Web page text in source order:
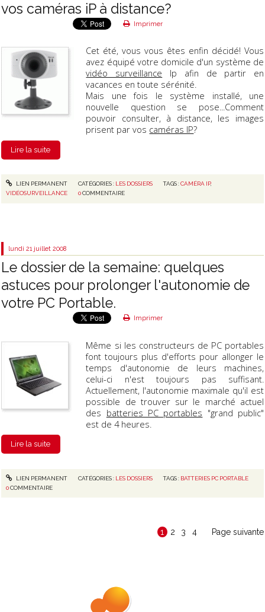
vos caméras iP à distance?
Imprimer
Cet été, vous vous êtes enfin décidé! Vous
avez équipé votre domicile d'un système de
vidéo surveillance Ip afin de partir en
vacances en toute sérénité.
Mais une fois le système installé, une
nouvelle question se pose...Comment
pouvoir consulter, à distance, les images
prisent par vos caméras IP?
Lire la suite
LIEN PERMANENT CATÉGORIES : LES DOSSIERS TAGS :CAMÉRA IP,
VIDÉOSURVEILLANCE
0 COMMENTAIRE
lundi 21 juillet 2008
Le dossier de la semaine: quelques
astuces pour prolonger l'autonomie de
votre PC Portable.
Imprimer
Même si les constructeurs de PC portables
font toujours plus d'efforts pour allonger le
temps d'autonomie de leurs machines,
celui-ci n'est toujours pas suffisant.
Actuellement, l'autonomie maximale qu'il est
possible de trouver sur le marché actuel
des batteries PC portables "grand public"
est de 4 heures.
Lire la suite
LIEN PERMANENT CATÉGORIES : LES DOSSIERS TAGS : BATTERIES PC PORTABLE
0COMMENTAIRE
1 2 3 4 Page suivante